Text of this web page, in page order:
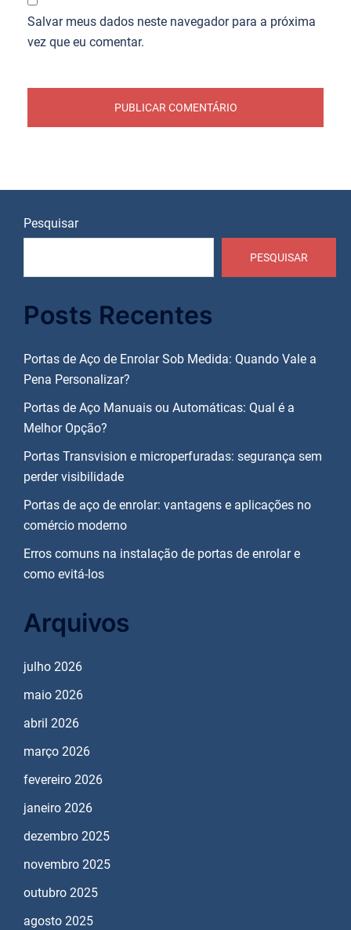
Salvar meus dados neste navegador para a próxima
vez que eu comentar.
Pesquisar
PESQUISAR
Posts Recentes
Portas de Aço de Enrolar Sob Medida: Quando Vale a
Pena Personalizar?
Portas de Aço Manuais ou Automáticas: Qual é a
Melhor Opção?
Portas Transvision e microperfuradas: segurança sem
perder visibilidade
Portas de aço de enrolar: vantagens e aplicações no
comércio moderno
Erros comuns na instalação de portas de enrolar e
como evitá-los
Arquivos
julho 2026
maio 2026
abril 2026
março 2026
fevereiro 2026
janeiro 2026
dezembro 2025
novembro 2025
outubro 2025
agosto 2025